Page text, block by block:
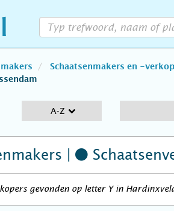
Schaatsenmakers en -
A-Z
|
gevonden op letter Y in